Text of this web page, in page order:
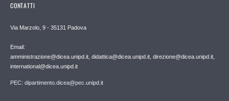
CONTATTI
Via Marzolo, 9 - 35131 Padova
Email:
amministrazione@dicea.unipd.it, didattica@dicea.unipd.it, direzione@dicea.unipd.it,
international@dicea.unipd.it
PEC: dipartimento.dicea@pec.unipd.it